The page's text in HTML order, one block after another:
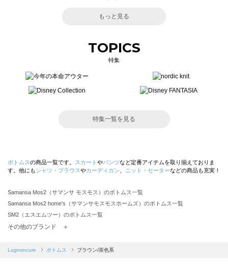
もっと見る
TOPICS
特集
特集一覧を見る
ボトムスの商品一覧です。 スカート やパンツなど定番アイテムを取り揃えておりま
す。他にもシャツ・ブラウスやカーディガン ニット・セーターなどの商品も充実！
Samansa Mos2（サマンサ モスモス）のボトムス一覧
Samansa Mos2 home's（サマンサモスモスホームズ）のボトムス一覧
SM2（エスエムツー）のボトムス一覧
TSUHARU by Samansa Mos2（ツハルバイサマンサモスモス）のボトムス一覧
Samansa Mos2 blue（サマンサモスモス ブルー）のボトムス一覧
その他のブランド ＋
Lugnoncure ボトムス ブラウン/茶色系